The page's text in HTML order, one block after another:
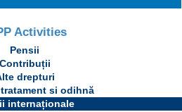
Activities
Pensii
Contribuții
drepturi
si odihnă
internaționale